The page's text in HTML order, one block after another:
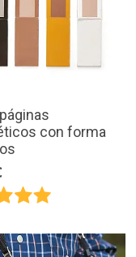
con forma